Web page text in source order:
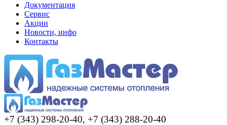
Документация
Сервис
Акции
Новости, инфо
Контакты
+7 (343) 298-20-40, +7 (343) 288-20-40